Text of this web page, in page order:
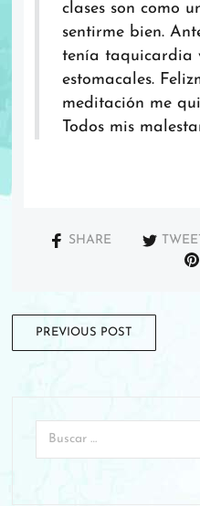
clases son como
sentirme bien.
tenía taquicardia
estomacales.
meditación me
Todos mis
SHARE
PREVIOUS POST